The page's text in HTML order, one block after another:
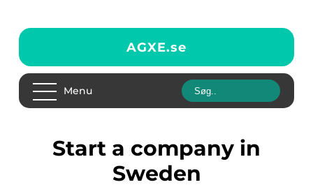
AGXE.se
Menu
Start a company in
Sweden